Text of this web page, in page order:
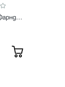
Найджъл Фарндейл